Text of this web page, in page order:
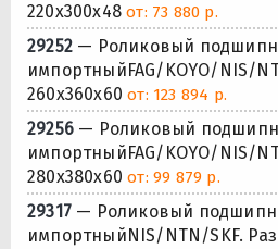
220x300x48от: 73 880 р.
29252— Роликовый
импортныйFAG/KOYO/NIS/
260x360x60от: 123 894 р.
29256— Роликовый
импортныйFAG/KOYO/NIS/
280x380x60от: 99 879 р.
29317— Роликовый
импортныйNIS/NTN/SKF.